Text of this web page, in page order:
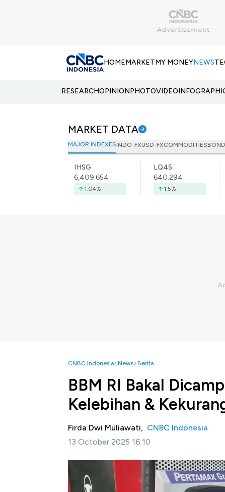
HOMEMARKETMY MONEYNEWS
RESEARCHOPINIONPHOTOVIDEO
MARKET DATA
MAJOR INDEXESINDO-FXUSD-FXCOMMODITIES
IHSG
6,409.654
1.04%
LQ45
640.294
1.5%
CNBC Indonesia News Berita
BBM RI Bakal
Kelebihan &
Firda Dwi Muliawati, CNBC Indonesia
13 October 2025 16:10